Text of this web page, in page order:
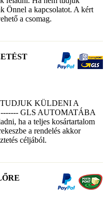
Önnel a kapcsolatot. A kért
a csomag.
KÜLDENI A
GLS AUTOMATÁBA
ha a teljes kosártartalom
a rendelés akkor
céljából.